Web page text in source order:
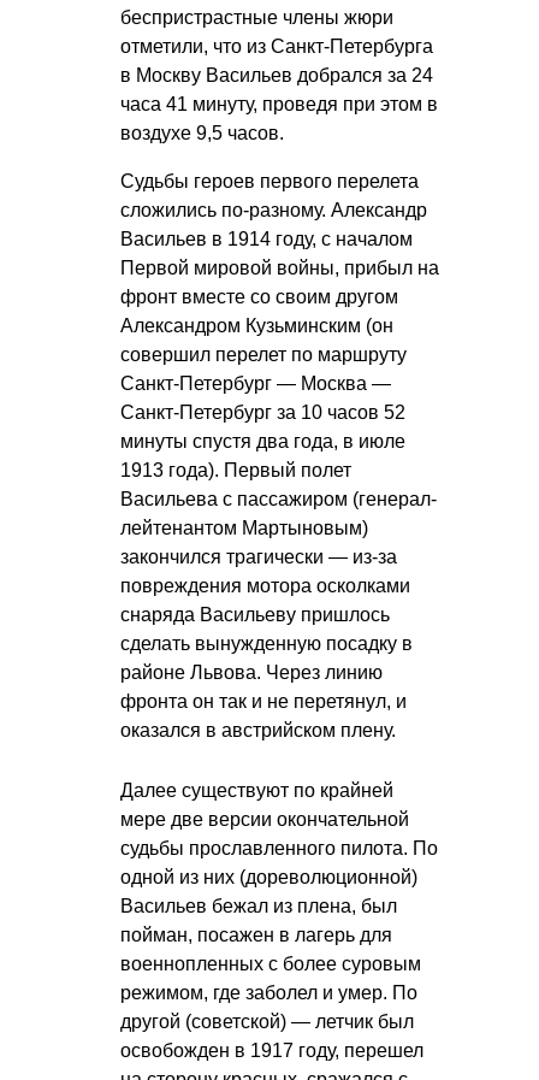
беспристрастные члены жюри
отметили, что из Санкт-Петербурга
в Москву Васильев добрался за 24
часа 41 минуту, проведя при этом в
воздухе 9,5 часов.
Судьбы героев первого перелета
сложились по-разному. Александр
Васильев в 1914 году, с началом
Первой мировой войны, прибыл на
фронт вместе со своим другом
Александром Кузьминским (он
совершил перелет по маршруту
Санкт-Петербург — Москва —
Санкт-Петербург за 10 часов 52
минуты спустя два года, в июле
1913 года). Первый полет
Васильева с пассажиром (генерал-
лейтенантом Мартыновым)
закончился трагически — из-за
повреждения мотора осколками
снаряда Васильеву пришлось
сделать вынужденную посадку в
районе Львова. Через линию
фронта он так и не перетянул, и
оказался в австрийском плену.
Далее существуют по крайней
мере две версии окончательной
судьбы прославленного пилота. По
одной из них (дореволюционной)
Васильев бежал из плена, был
пойман, посажен в лагерь для
военнопленных с более суровым
режимом, где заболел и умер. По
другой (советской) — летчик был
освобожден в 1917 году, перешел